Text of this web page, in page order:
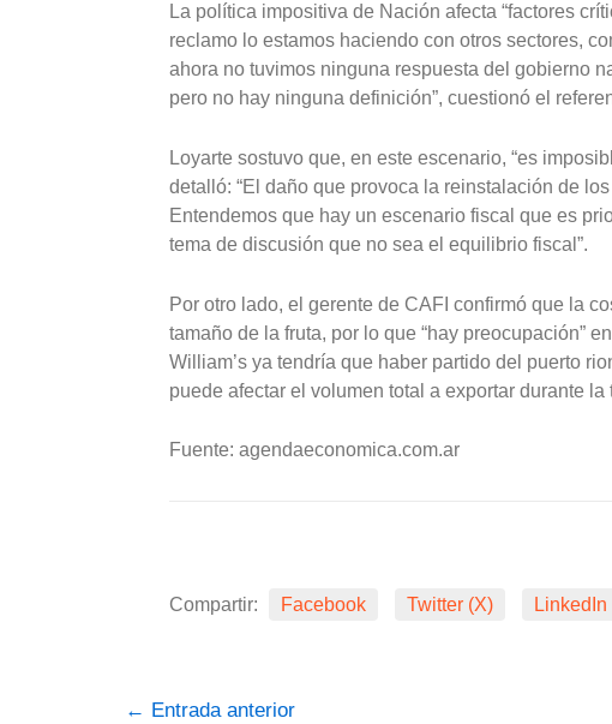
La política impositiva de Nación afecta “factores
reclamo lo estamos haciendo con otros sectores,
ahora no tuvimos ninguna respuesta del gobierno
pero no hay ninguna definición”, cuestionó el
Loyarte sostuvo que, en este escenario, “es
detalló: “El daño que provoca la reinstalación de
Entendemos que hay un escenario fiscal que es
tema de discusión que no sea el equilibrio fiscal”.
Por otro lado, el gerente de CAFI confirmó que la
tamaño de la fruta, por lo que “hay preocupación”
William’s ya tendría que haber partido del puerto
puede afectar el volumen total a exportar durante la
Fuente: agendaeconomica.com.ar
Compartir: Facebook Twitter (X) LinkedIn
← Entrada anterior